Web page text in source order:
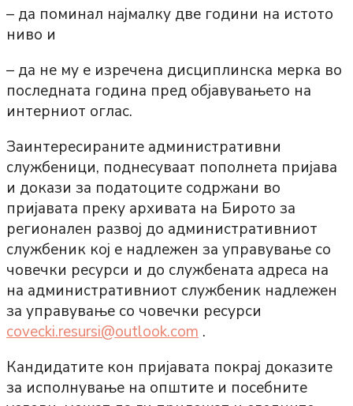
– да поминал најмалку две години на истото
ниво и
– да не му е изречена дисциплинска мерка во
последната година пред објавувањето на
интерниот оглас.
Заинтересираните административни
службеници, поднесуваат пополнета пријава
и докази за податоците содржани во
пријавата преку архивата на Бирото за
регионален развој до административниот
службеник кој е надлежен за управување со
човечки ресурси и до службената адреса на
на административниот службеник надлежен
за управување со човечки ресурси
covecki.resursi@outlook.com .
Кандидатите кон пријавата покрај доказите
за исполнување на општите и посебните